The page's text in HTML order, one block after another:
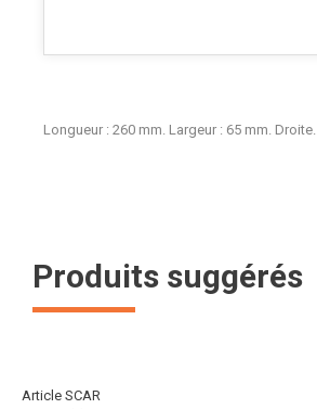
Longueur : 260 mm. Largeur : 65 mm. Droite.
Produits suggérés
Article SCAR